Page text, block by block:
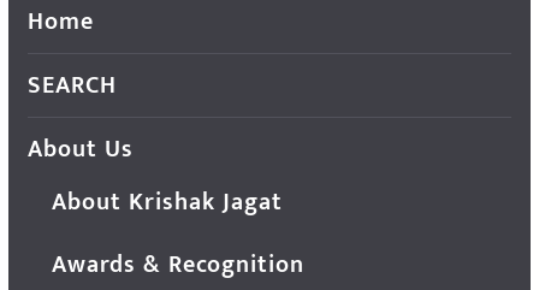
Home
SEARCH
About Us
About Krishak Jagat
Awards & Recognition